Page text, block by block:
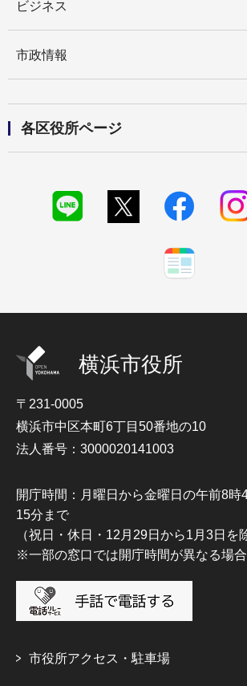
ビジネス
市政情報
各区役所ページ
横浜市役所
〒231-0005
横浜市中区本町6丁目50番地の10
法人番号：3000020141003
開庁時間：月曜日から金曜日の午前8時
15分まで
（祝日・休日・12月29日から1月3日を
※一部の窓口では開庁時間が異なる場
市役所アクセス・駐車場